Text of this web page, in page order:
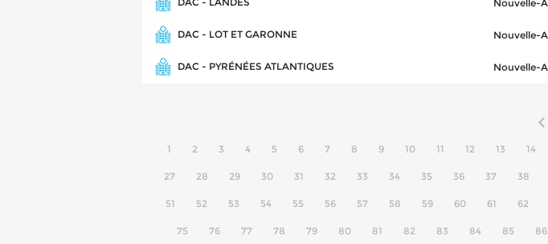
DAC - LANDES Nouvelle-
DAC - LOT ET GARONNE Nouvelle-
DAC - PYRÉNÉES ATLANTIQUES Nouvelle-
1 2 3 4 5 6 7 8 9 10 11 12 13 14
27 28 29 30 31 32 33 34 35 36 37 38
51 52 53 54 55 56 57 58 59 60 61 62
75 76 77 78 79 80 81 82 83 84 85 86